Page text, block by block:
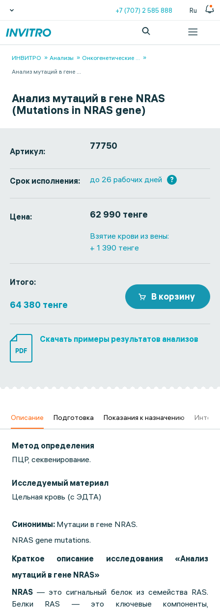
+7 (707) 2 585 888 Ru
ИНВИТРО Анализы Онкогенетические ...
Анализ мутаций в гене ...
Анализ мутаций в гене NRAS
(Mutations in NRAS gene)
Артикул: 77750
Срок исполнения: до 26 рабочих дней ?
Цена: 62 990 тенге
Взятие крови из вены:
+ 1 390 тенге
Итого:
64 380 тенге
В корзину
PDF
Скачать примеры результатов анализов
Описание Подготовка Показания к назначению
Метод определения
ПЦР, секвенирование.
Исследуемый материал
Цельная кровь (с ЭДТА)
Синонимы: Мутации в гене NRAS.
NRAS gene mutations.
Краткое описание исследования «Анализ
мутаций в гене NRAS»
NRAS — это сигнальный белок из семейства RAS.
Белки RAS — это ключевые компоненты,